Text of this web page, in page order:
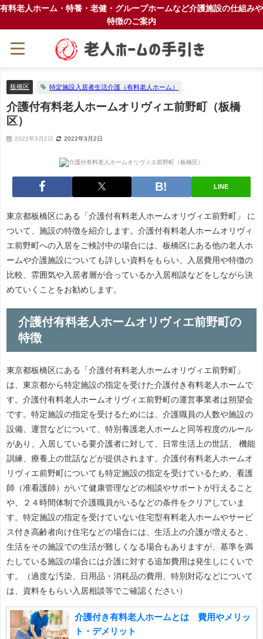
有料老人ホーム・特養・老健・グループホームなど介護施設の仕組みや
特徴のご案内
板橋区 特定施設入居者生活介護（有料老人ホーム）
介護付有料老人ホームオリヴィエ前野町（板橋
区）
2022年3月2日 2022年3月2日
LINE
東京都板橋区にある「介護付有料老人ホームオリヴィエ前野町」 に
ついて、施設の特徴を紹介します。介護付有料老人ホームオリヴィ
エ前野町への入居をご検討中の場合には、板橋区にある他の老人ホ
ームや介護施設についても詳しい資料をもらい、入居費用や特徴の
比較、雰囲気や入居者層が合っているか入居相談などをしながら決
めていくことをお勧めします。
介護付有料老人ホームオリヴィエ前野町の
特徴
東京都板橋区にある「介護付有料老人ホームオリヴィエ前野町」
は、東京都から特定施設の指定を受けた介護付き有料老人ホームで
す。介護付有料老人ホームオリヴィエ前野町の運営事業者は朔望会
です。特定施設の指定を受けるためには、介護職員の人数や施設の
設備、運営などについて、特別養護老人ホームと同等程度のルール
があり、入居している要介護者に対して、日常生活上の世話、 機能
訓練、療養上の世話などが提供されます。介護付有料老人ホームオ
リヴィエ前野町についても特定施設の指定を受けているため、看護
師（准看護師）がいて健康管理などの相談やサポートが行えること
や、２４時間体制で介護職員がいるなどの条件をクリアしていま
す。特定施設の指定を受けていない住宅型有料老人ホームやサービ
ス付き高齢者向け住宅などの場合には、生活上の介護が増えると、
生活をその施設での生活が難しくなる場合もありますが、基準を満
たしている施設の場合には介護に対する追加費用は発生しにくいで
す。（過度な汚染、日用品・消耗品の費用、特別対応などについて
は、資料をもらい入居相談等でご確認ください）
介護付き有料老人ホームとは 費用やメリッ
ト・デメリット